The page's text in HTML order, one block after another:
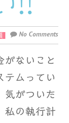
No Comments
ないこと
テムってい
気がついた
私の執行計